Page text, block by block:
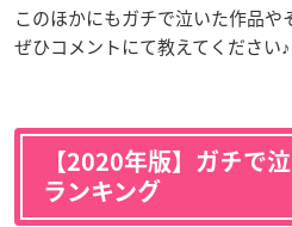
このほかにもガチで泣いた作品や
ぜひコメントにて教えてください♪
【2020年版】ガチで
ランキング